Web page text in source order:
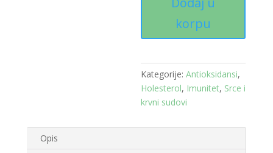
korpu
Kategorije:Antioksidansi,
Holesterol, Imunitet, Srce i
krvni sudovi
Opis